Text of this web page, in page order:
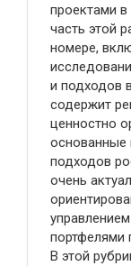
проектами в
часть этой
номере,
и подходов
содержит
ценностно
основанные
подходов
очень
портфелями
В этой